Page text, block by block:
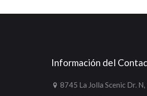
Información del
8745 La Jolla Scenic Dr. N,